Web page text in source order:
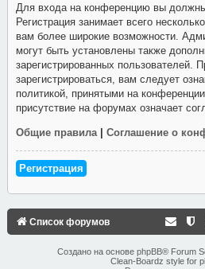
Для входа на конференцию вы должны
Регистрация занимает всего
вам более широкие возможности.
могут быть установлены также
зарегистрированных пользователей.
зарегистрироваться, вам следует
политикой, принятыми на
присутствие на форумах означает
Общие правила Соглашение о
Регистрация
Список форумов
Создано на основе phpBB® Forum
Clean-Boardz style for